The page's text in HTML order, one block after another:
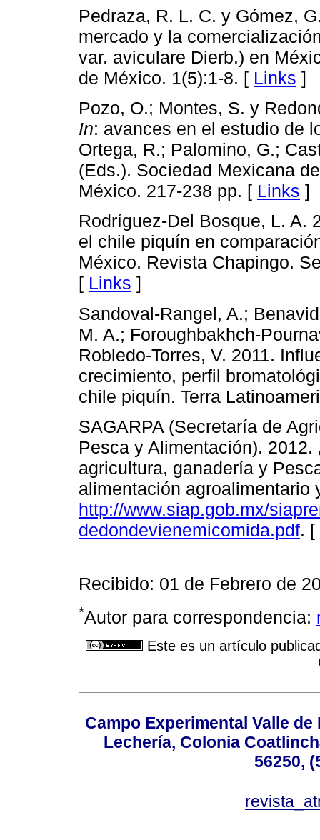
Pedraza, R. L. C. y Gómez,
mercado y la
var. aviculare Dierb.) en
de México. 1(5):1-8. [ Links ]
Pozo, O.; Montes, S. y
In: avances en el estudio de
Ortega, R.; Palomino, G.;
(Eds.). Sociedad Mexicana
México. 217-238 pp. [ Links ]
Rodríguez-Del Bosque, L. A.
el chile piquín en
México. Revista Chapingo.
[ Links ]
Sandoval-Rangel, A.;
M. A.; Foroughbakhch-
Robledo-Torres, V. 2011.
crecimiento, perfil
chile piquín. Terra
SAGARPA (Secretaría de
Pesca y Alimentación).
agricultura, ganadería y
alimentación agroalimentario
http://www.siap.gob.mx/
dedondevienemicomida.pdf. [
Recibido: 01 de Febrero de
*Autor para correspondencia:
Este es un artículo
Campo Experimental Valle
Lechería, Colonia
56250,